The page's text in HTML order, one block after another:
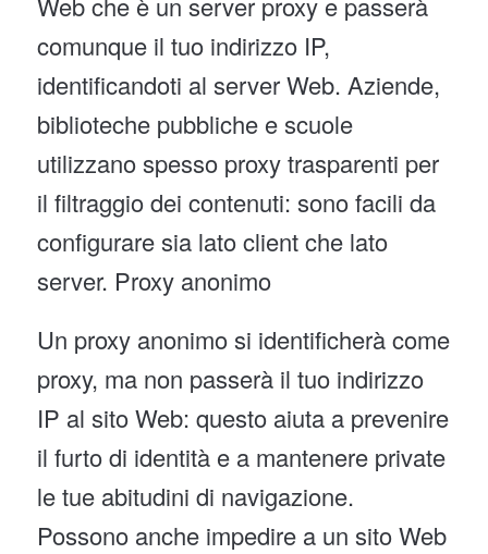
comunque il tuo indirizzo IP,
identificandoti al server Web. Aziende,
biblioteche pubbliche e scuole
utilizzano spesso proxy trasparenti per
il filtraggio dei contenuti: sono facili da
configurare sia lato client che lato
server. Proxy anonimo
Un proxy anonimo si identificherà come
proxy, ma non passerà il tuo indirizzo
IP al sito Web: questo aiuta a prevenire
il furto di identità e a mantenere private
le tue abitudini di navigazione.
Possono anche impedire a un sito Web